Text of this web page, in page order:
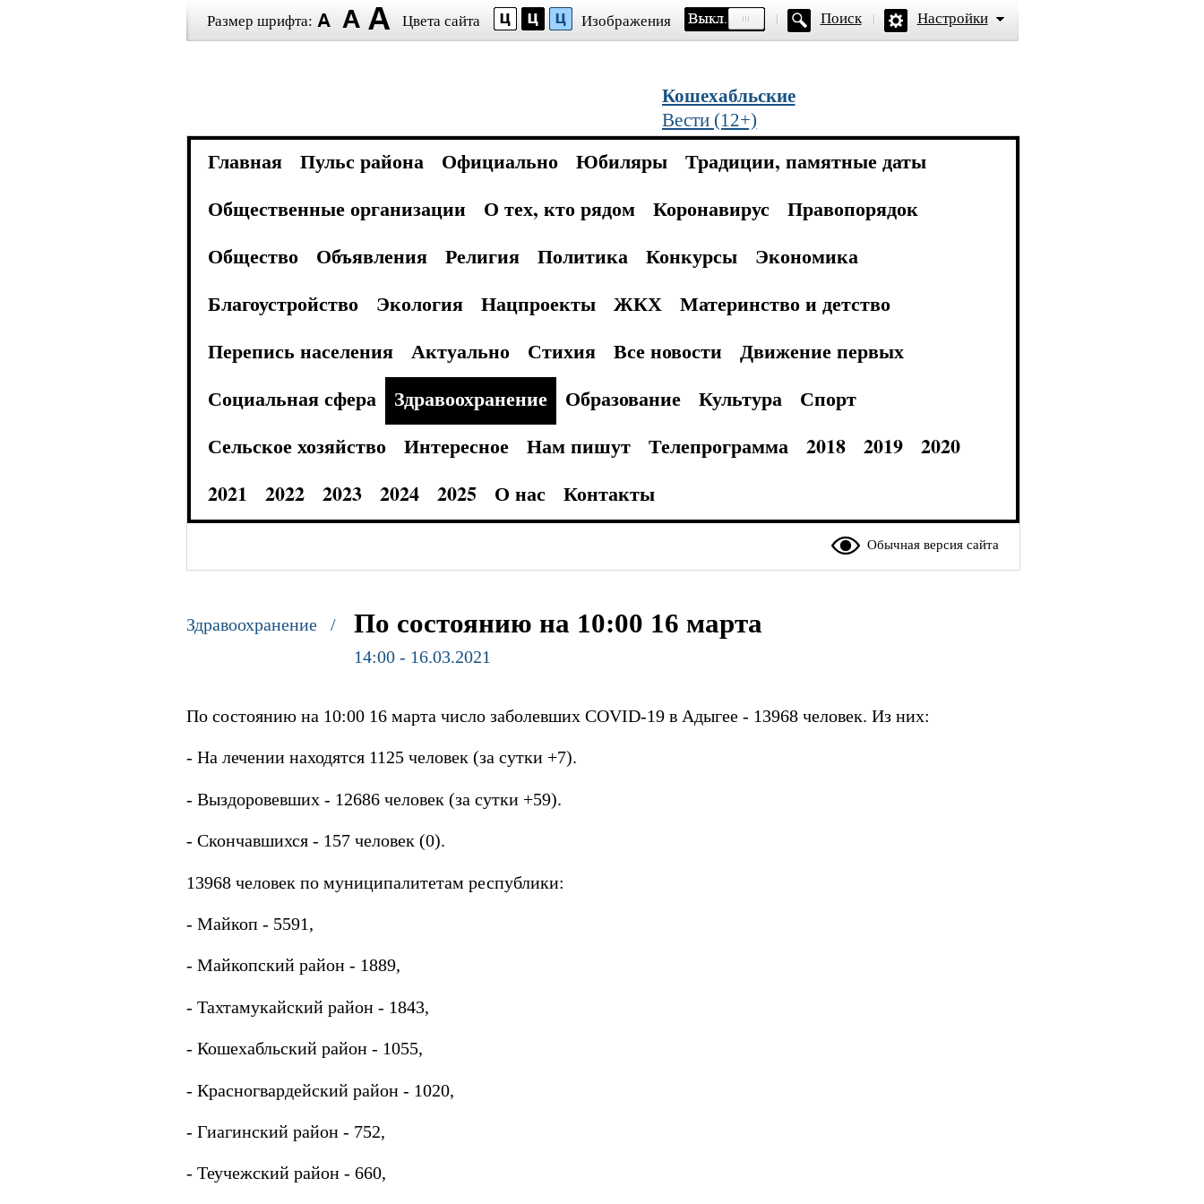
Размер шрифта: Цвета сайта Изображения Поиск Настройки
Кошехабльские
Вести (12+)
Главная Пульс района Официально Юбиляры
Традиции, памятные даты
Общественные организации
О тех, кто рядом Коронавирус
Правопорядок
Общество
Объявления Религия Политика Конкурсы
Экономика
Благоустройство
Экология Нацпроекты ЖКХ
Материнство и детство
Перепись населения
Актуально Стихия Все новости
Движение первых
Социальная сфера
Здравоохранение Образование Культура
Спорт
Сельское хозяйство
Интересное Нам пишут Телепрограмма 2018 2019
2020
2021
2022 2023 2024 2025 О нас Контакты
Обычная версия сайта
Здравоохранение / По состоянию на 10:00 16 марта
14:00 - 16.03.2021
По состоянию на 10:00 16 марта число заболевших COVID-19 в Адыгее - 13968 человек. Из них:
- На лечении находятся 1125 человек (за сутки +7).
- Выздоровевших - 12686 человек (за сутки +59).
- Скончавшихся - 157 человек (0).
13968 человек по муниципалитетам республики:
- Майкоп - 5591,
- Майкопский район - 1889,
- Тахтамукайский район - 1843,
- Кошехабльский район - 1055,
- Красногвардейский район - 1020,
- Гиагинский район - 752,
- Теучежский район - 660,